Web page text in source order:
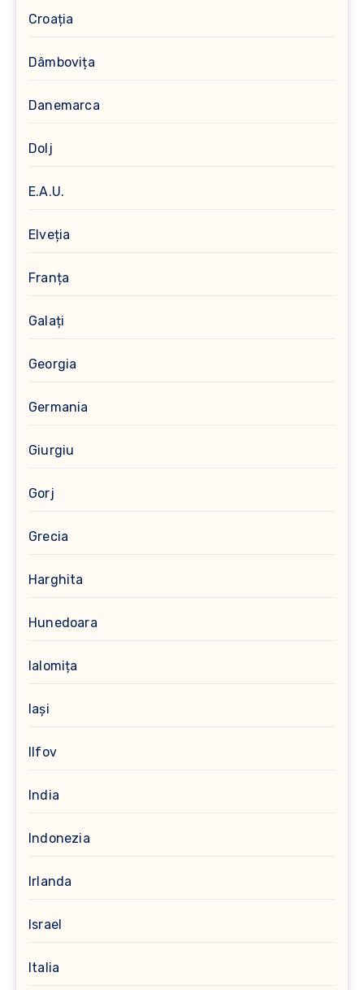
Croația
Dâmbovița
Danemarca
Dolj
E.A.U.
Elveția
Franța
Galați
Georgia
Germania
Giurgiu
Gorj
Grecia
Harghita
Hunedoara
Ialomița
Iași
Ilfov
India
Indonezia
Irlanda
Israel
Italia